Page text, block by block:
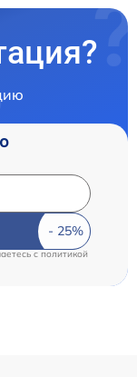
c политикой